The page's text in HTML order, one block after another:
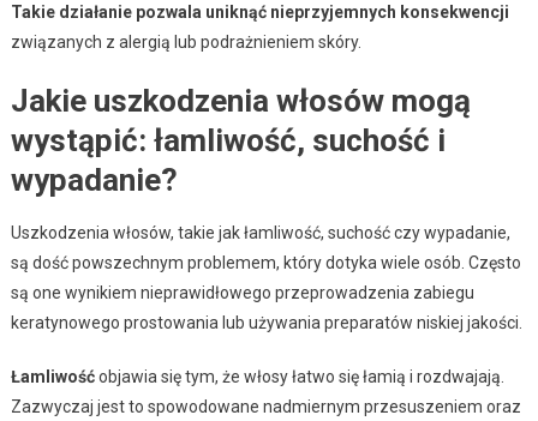
Takie działanie pozwala uniknąć nieprzyjemnych konsekwencji
związanych z alergią lub podrażnieniem skóry.
Jakie uszkodzenia włosów mogą
wystąpić: łamliwość, suchość i
wypadanie?
Uszkodzenia włosów, takie jak łamliwość, suchość czy wypadanie,
są dość powszechnym problemem, który dotyka wiele osób. Często
są one wynikiem nieprawidłowego przeprowadzenia zabiegu
keratynowego prostowania lub używania preparatów niskiej jakości.
Łamliwośćobjawia się tym, że włosy łatwo się łamią i rozdwajają.
Zazwyczaj jest to spowodowane nadmiernym przesuszeniem oraz